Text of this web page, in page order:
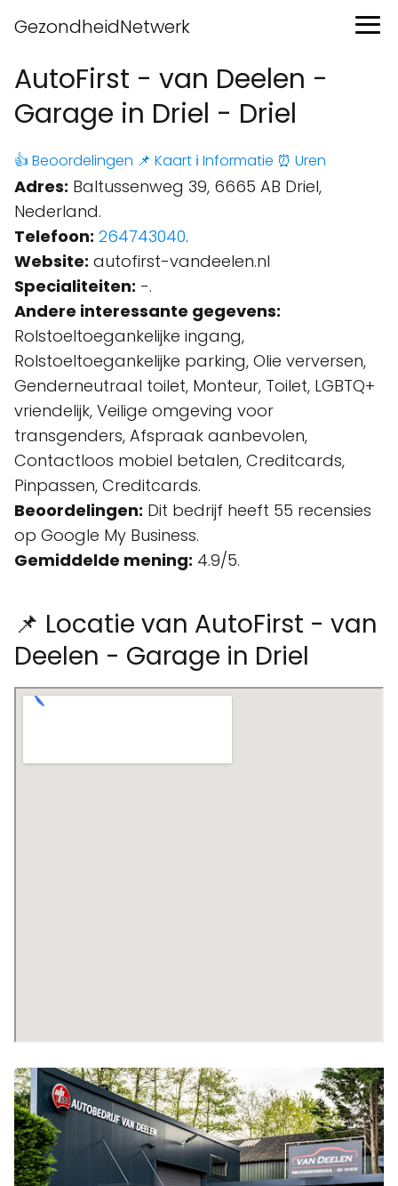
GezondheidNetwerk
AutoFirst - van Deelen -
Garage in Driel - Driel
👍 Beoordelingen 📌 Kaart ℹ️ Informatie ⏰ Uren
Adres: Baltussenweg 39, 6665 AB Driel,
Nederland.
Telefoon: 264743040.
Website: autofirst-vandeelen.nl
Specialiteiten: -.
Andere interessante gegevens:
Rolstoeltoegankelijke ingang,
Rolstoeltoegankelijke parking, Olie verversen,
Genderneutraal toilet, Monteur, Toilet, LGBTQ+
vriendelijk, Veilige omgeving voor
transgenders, Afspraak aanbevolen,
Contactloos mobiel betalen, Creditcards,
Pinpassen, Creditcards.
Beoordelingen: Dit bedrijf heeft 55 recensies
op Google My Business.
Gemiddelde mening: 4.9/5.
📌 Locatie van AutoFirst - van
Deelen - Garage in Driel